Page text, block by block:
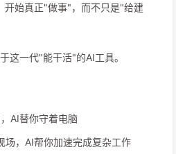
开始真正"做事"，而不只是"给建
这一代"能干活"的AI工具。
AI替你守着电脑
场，AI帮你加速完成复杂工作